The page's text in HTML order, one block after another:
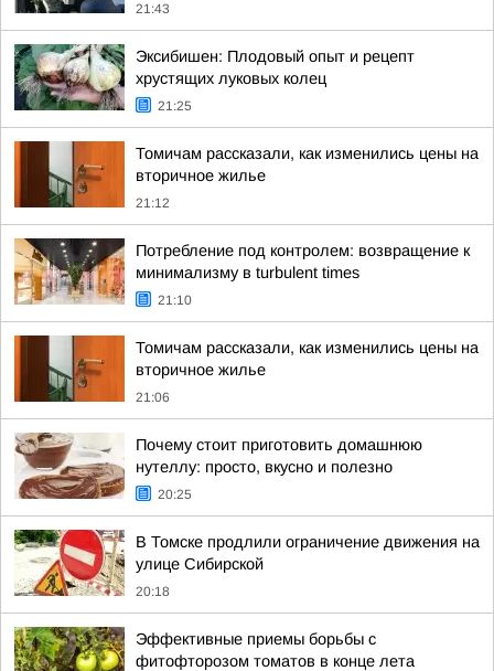
21:43
Эксибишен: Плодовый опыт и рецепт
хрустящих луковых колец
21:25
Томичам рассказали, как изменились цены на
вторичное жилье
21:12
Потребление под контролем: возвращение к
минимализму в turbulent times
21:10
Томичам рассказали, как изменились цены на
вторичное жилье
21:06
Почему стоит приготовить домашнюю
нутеллу: просто, вкусно и полезно
20:25
В Томске продлили ограничение движения на
улице Сибирской
20:18
Эффективные приемы борьбы с
фитофторозом томатов в конце лета